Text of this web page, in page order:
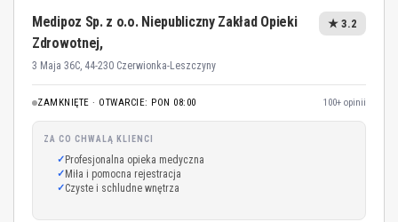
Medipoz Sp. z o.o. Niepubliczny Zakład Opieki
Zdrowotnej,
3 Maja 36C, 44-230 Czerwionka-Leszczyny
★ 3.2
ZAMKNIĘTE · OTWARCIE: PON 08:00 100+ opinii
ZA CO CHWALĄ KLIENCI
Profesjonalna opieka medyczna
Miła i pomocna rejestracja
Czyste i schludne wnętrza